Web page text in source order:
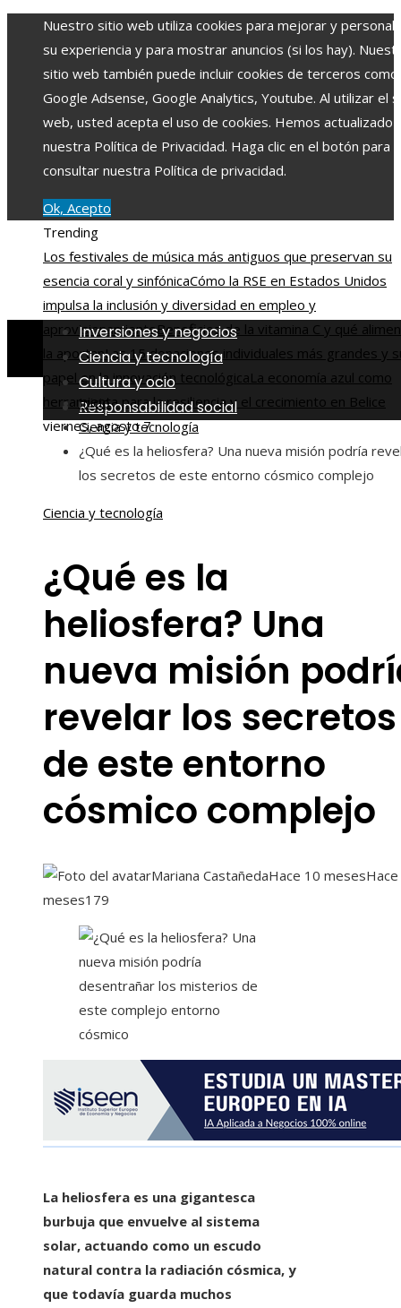
Nuestro sitio web utiliza cookies para mejorar y
su experiencia y para mostrar anuncios (si los hay).
sitio web también puede incluir cookies de terceros como
Google Adsense, Google Analytics, Youtube. Al utilizar el
web, usted acepta el uso de cookies. Hemos actualizado
nuestra Política de Privacidad. Haga clic en el botón para
consultar nuestra Política de privacidad.
Ok, Acepto
Trending
Los festivales de música más antiguos que preservan su
esencia coral y sinfónicaCómo la RSE en Estados Unidos
impulsa la inclusión y diversidad en empleo y
aprovisionamientoBeneficios de la vitamina C y qué
la aportanLas 15 donaciones individuales más grandes y
papel en la innovación tecnológicaLa economía azul como
herramienta para la resiliencia y el crecimiento en Belice
viernes, agosto 7
Inversiones y negocios
Ciencia y tecnología
Cultura y ocio
Responsabilidad social
Inicio
Ciencia y tecnología
¿Qué es la heliosfera? Una nueva misión podría
los secretos de este entorno cósmico complejo
Ciencia y tecnología
¿Qué es la
heliosfera? Una
nueva misión
revelar los secretos
de este entorno
cósmico complejo
Mariana CastañedaHace 10 meses
meses179
La heliosfera es una gigantesca
burbuja que envuelve al sistema
solar, actuando como un escudo
natural contra la radiación cósmica, y
que todavía guarda muchos